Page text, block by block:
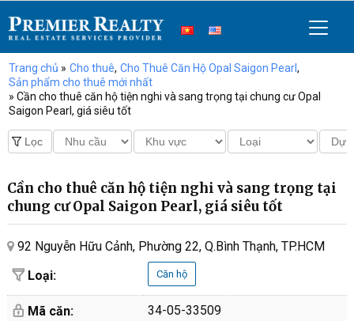
Trang chủ » Cho thuê, Cho Thuê Căn Hộ Opal Saigon Pearl,
Sản phẩm cho thuê mới nhất
» Cần cho thuê căn hộ tiện nghi và sang trọng tại chung cư Opal
Saigon Pearl, giá siêu tốt
Cần cho thuê căn hộ tiện nghi và sang trọng tại
chung cư Opal Saigon Pearl, giá siêu tốt
92 Nguyễn Hữu Cảnh, Phường 22, Q.Bình Thạnh, TP.HCM
Loại:
Căn hộ
Mã căn: 34-05-33509